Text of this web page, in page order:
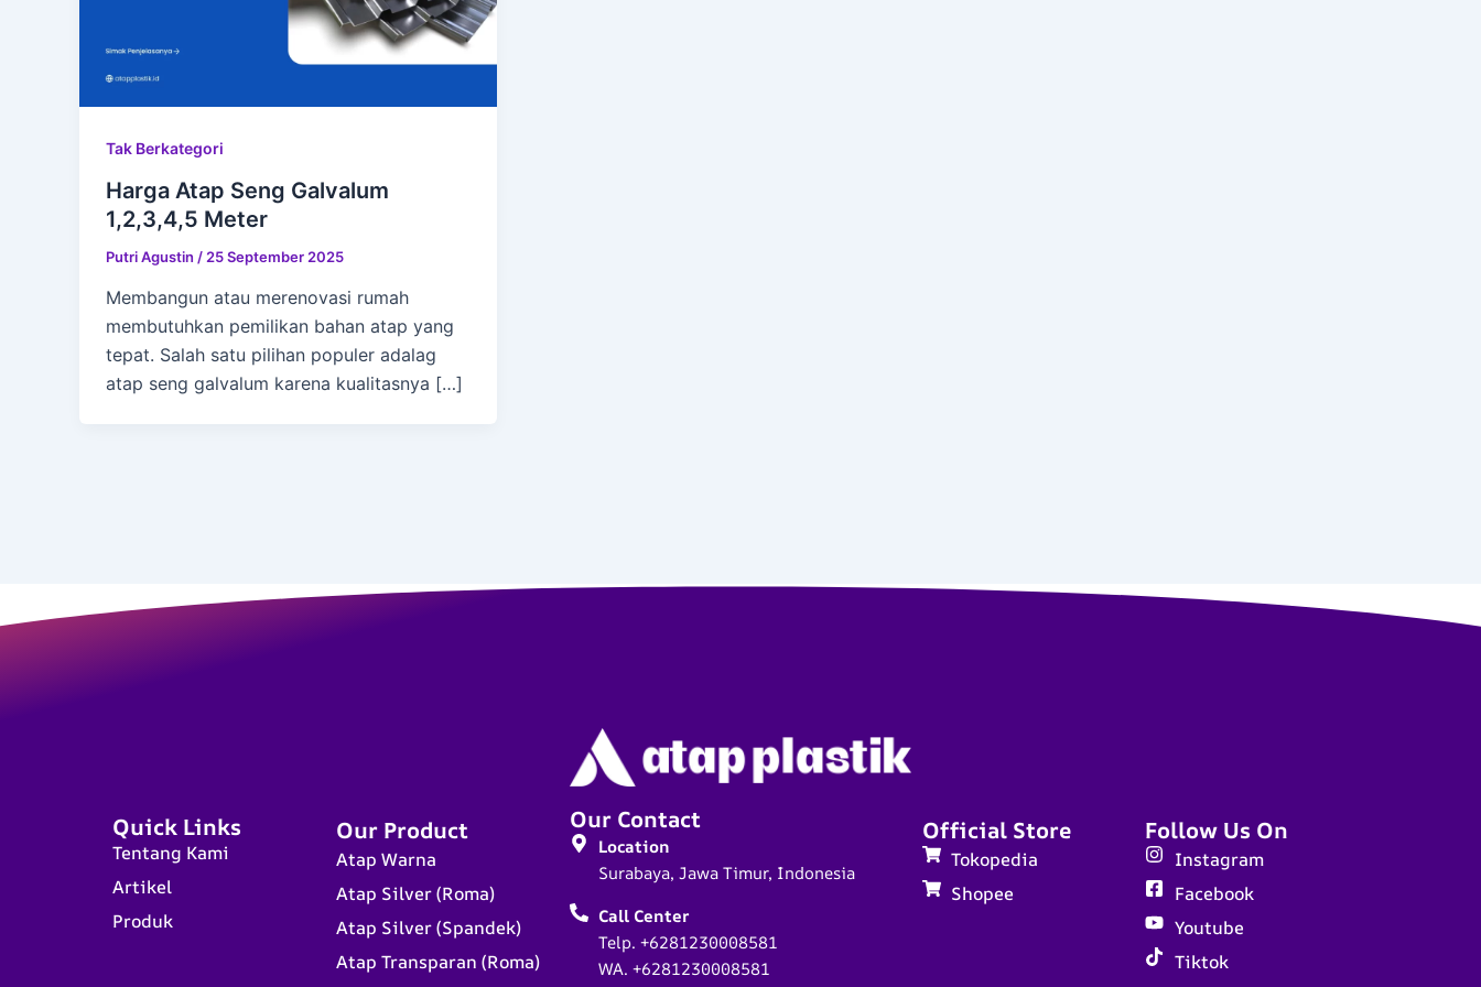
Tak Berkategori
Harga Atap Seng Galvalum
1,2,3,4,5 Meter
Putri Agustin / 25 September 2025
Membangun atau merenovasi rumah
membutuhkan pemilikan bahan atap yang
tepat. Salah satu pilihan populer adalag
atap seng galvalum karena kualitasnya […]
Quick Links
Tentang Kami
Artikel
Produk
Our Product
Atap Warna
Atap Silver (Roma)
Atap Silver (Spandek)
Atap Transparan (Roma)
Our Contact
Location
Surabaya, Jawa Timur, Indonesia
Call Center
Telp. +6281230008581
WA. +6281230008581
Official Store
Tokopedia
Shopee
Follow Us On
Instagram
Facebook
Youtube
Tiktok